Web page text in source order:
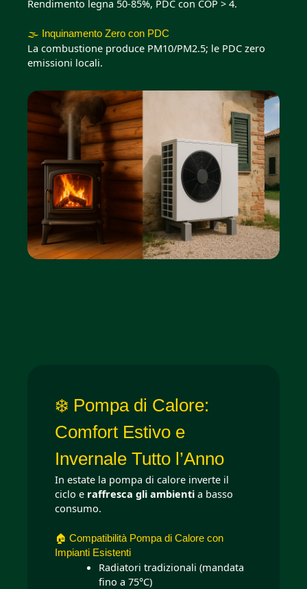
Rendimento legna 50-85%, PDC con COP > 4.
🌫️ Inquinamento Zero con PDC
La combustione produce PM10/PM2.5; le PDC zero
emissioni locali.
❄️ Pompa di Calore:
Comfort Estivo e
Invernale Tutto l’Anno
In estate la pompa di calore inverte il
ciclo e raffresca gli ambienti a basso
consumo.
🏠 Compatibilità Pompa di Calore con
Impianti Esistenti
Radiatori tradizionali (mandata
fino a 75°C)